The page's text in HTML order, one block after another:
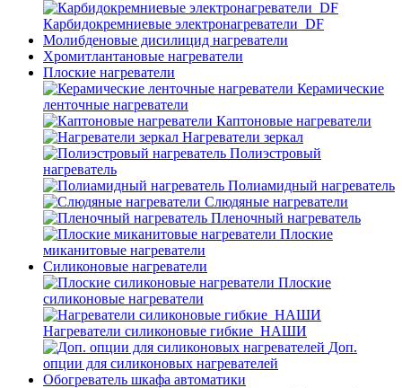
Карбидокремниевые электронагреватели_DF
Молибденовые дисилицид нагреватели
Хромитлантановые нагреватели
Плоские нагреватели
Керамические
ленточные нагреватели
Каптоновые нагреватели
Нагреватели зеркал
Полиэстровый
нагреватель
Полиамидный нагреватель
Слюдяные нагреватели
Пленочный нагреватель
Плоские
миканитовые нагреватели
Силиконовые нагреватели
Плоские
силиконовые нагреватели
Нагреватели силиконовые гибкие_НАШИ
Доп.
опции для силиконовых нагревателей
Обогреватель шкафа автоматики